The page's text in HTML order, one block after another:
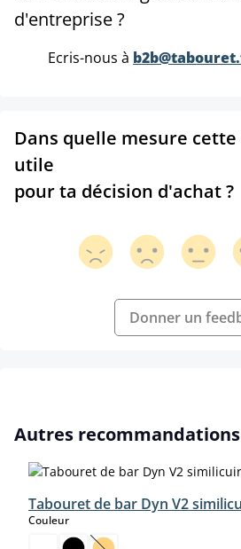
d'entreprise ?
Ecris-nous à
Dans quelle mesure cette
utile
pour ta décision d'achat ?
Donner un
Ignorer la galerie de produits
Autres recommandations
Tabouret de bar Dyn V2
Couleurselect